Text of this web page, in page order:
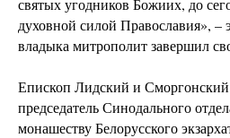
святых угодников Божиих, до
духовной силой Православия», –
владыка митрополит завершил
Епископ Лидский и
председатель Синодального
монашеству Белорусского